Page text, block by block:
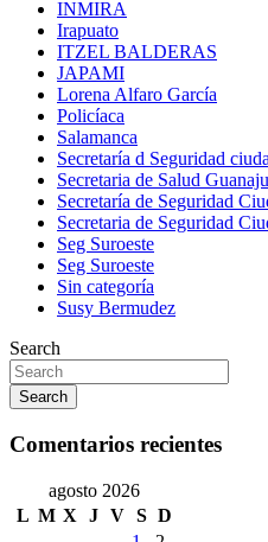
INMIRA
Irapuato
ITZEL BALDERAS
JAPAMI
Lorena Alfaro García
Policíaca
Salamanca
Secretaría d Seguridad
Secretaria de Salud
Secretaría de Seguridad
Secretaria de Seguridad
Seg Suroeste
Seg Suroeste
Sin categoría
Susy Bermudez
Search
Search
Comentarios recientes
agosto 2026
L M X J V S D